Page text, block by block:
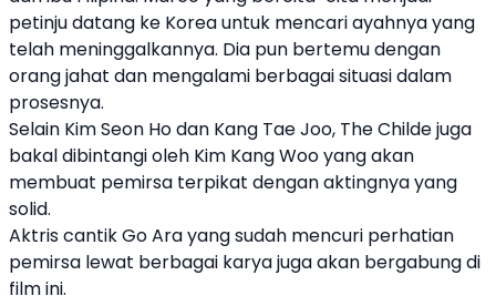
petinju datang ke Korea untuk mencari ayahnya yang
telah meninggalkannya. Dia pun bertemu dengan
orang jahat dan mengalami berbagai situasi dalam
prosesnya.
Selain Kim Seon Ho dan Kang Tae Joo, The Childe juga
bakal dibintangi oleh Kim Kang Woo yang akan
membuat pemirsa terpikat dengan aktingnya yang
solid.
Aktris cantik Go Ara yang sudah mencuri perhatian
pemirsa lewat berbagai karya juga akan bergabung di
film ini.